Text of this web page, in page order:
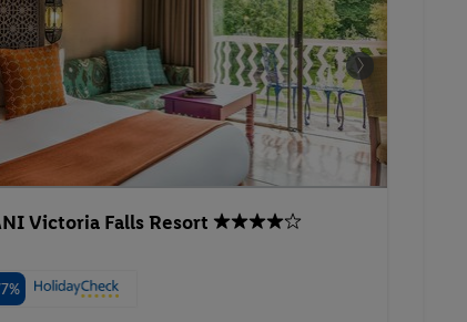
Victoria Falls Resort